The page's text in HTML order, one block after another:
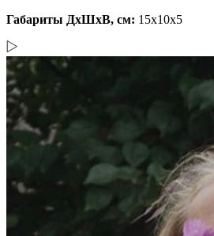
Габариты ДхШхВ, см: 15x10x5